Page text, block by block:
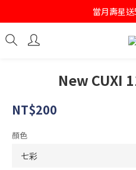
註冊會員即
當月壽星
註冊會員即
New CUXI
NT$200
顏色